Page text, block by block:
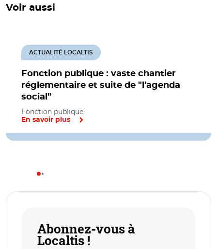
Voir aussi
Fonction publique : vaste chantier
réglementaire et suite de "l'agenda
social"
ACTUALITÉ LOCALTIS
Fonction publique
En savoir plus
Abonnez-vous à
Localtis !